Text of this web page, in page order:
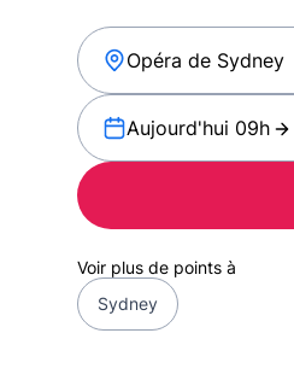
Aujourd'hui 09h
Voir plus de points à
Sydney